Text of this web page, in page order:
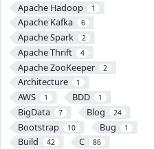
Apache Hadoop 1
Apache Kafka 6
Apache Spark 2
Apache Thrift 4
Apache ZooKeeper 2
Architecture 1
AWS 1 BDD 1
BigData 7 Blog 24
Bootstrap 10 Bug 1
Build 42 C 86